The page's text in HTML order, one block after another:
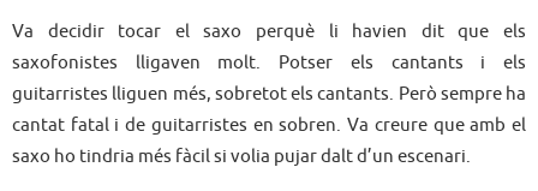
Va decidir tocar el saxo perquè li havien dit que els
saxofonistes lligaven molt. Potser els cantants i els
guitarristes lliguen més, sobretot els cantants. Però sempre ha
cantat fatal i de guitarristes en sobren. Va creure que amb el
saxo ho tindria més fàcil si volia pujar dalt d’un escenari.